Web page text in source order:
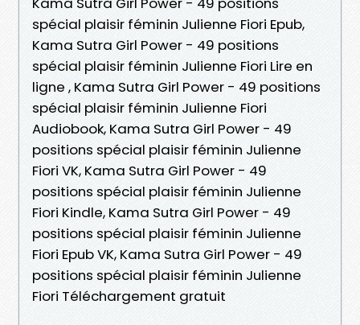
spécial plaisir féminin Julienne Fiori Epub,
Kama Sutra Girl Power - 49 positions
spécial plaisir féminin Julienne Fiori Lire en
ligne , Kama Sutra Girl Power - 49 positions
spécial plaisir féminin Julienne Fiori
Audiobook, Kama Sutra Girl Power - 49
positions spécial plaisir féminin Julienne
Fiori VK, Kama Sutra Girl Power - 49
positions spécial plaisir féminin Julienne
Fiori Kindle, Kama Sutra Girl Power - 49
positions spécial plaisir féminin Julienne
Fiori Epub VK, Kama Sutra Girl Power - 49
positions spécial plaisir féminin Julienne
Fiori Téléchargement gratuit